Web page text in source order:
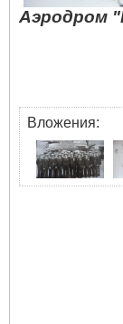
Аэродром
Вложения: